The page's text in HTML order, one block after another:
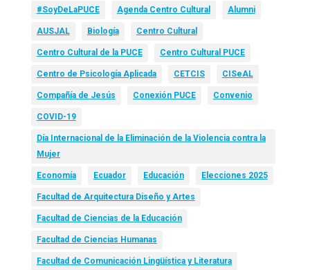
#SoyDeLaPUCE Agenda Centro Cultural Alumni
AUSJAL Biología Centro Cultural
Centro Cultural de la PUCE Centro Cultural PUCE
Centro de Psicología Aplicada CETCIS CISeAL
Compañía de Jesús Conexión PUCE Convenio
COVID-19
Día Internacional de la Eliminación de la Violencia contra la
Mujer
Economía Ecuador Educación Elecciones 2025
Facultad de Arquitectura Diseño y Artes
Facultad de Ciencias de la Educación
Facultad de Ciencias Humanas
Facultad de Comunicación Lingüística y Literatura